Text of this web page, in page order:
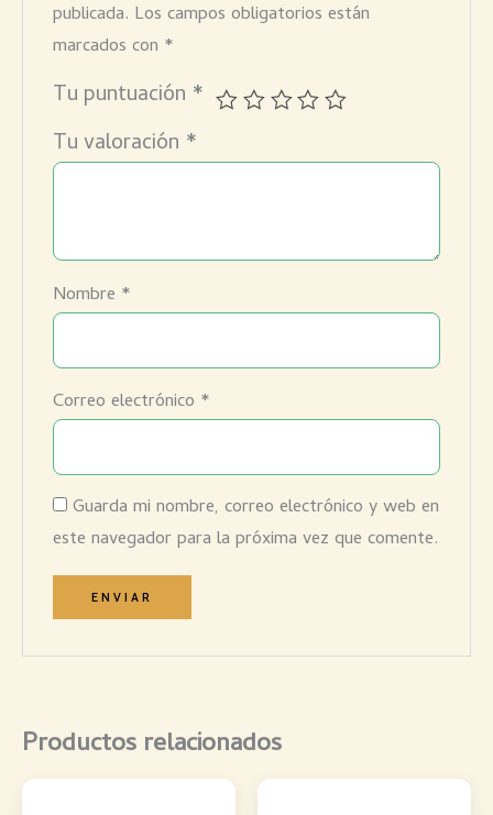
publicada. Los campos obligatorios están
marcados con *
Tu puntuación *
Tu valoración *
Nombre *
Correo electrónico *
Guarda mi nombre, correo electrónico y web en
este navegador para la próxima vez que comente.
Productos relacionados